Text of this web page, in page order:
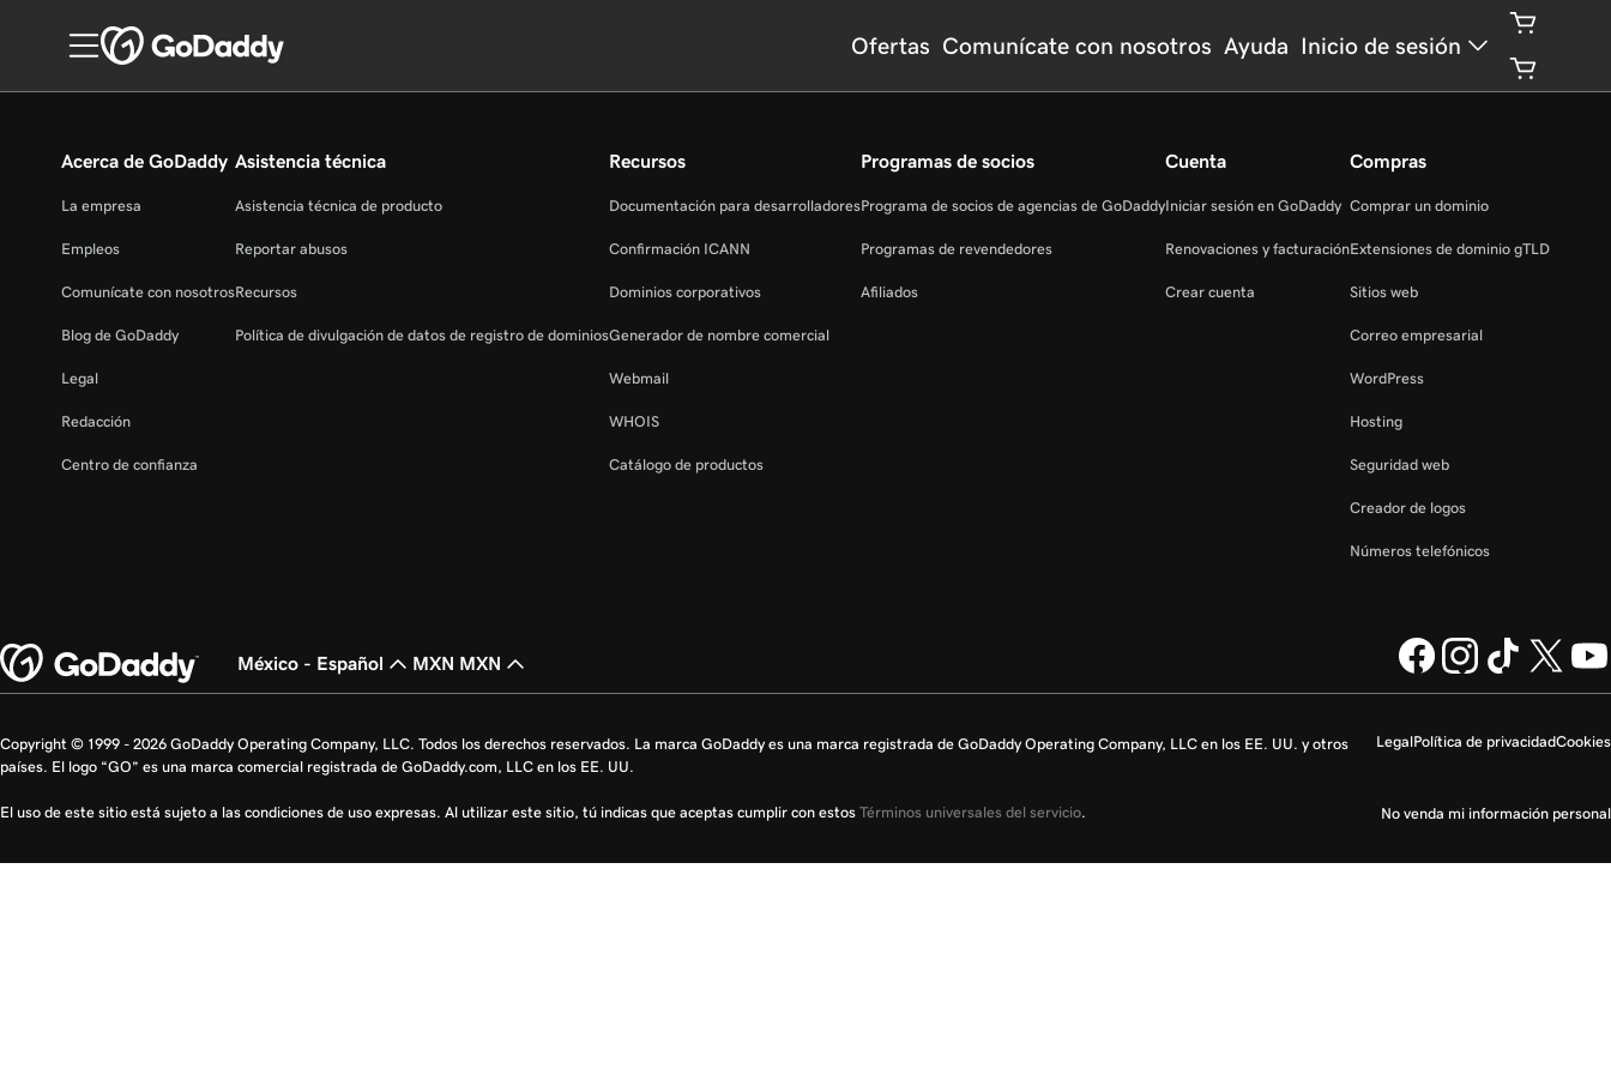
Ofertas Comunícate con nosotros Ayuda Inicio de sesión
Acerca de GoDaddy
La empresa
Empleos
Comunícate con nosotros
Blog de GoDaddy
Legal
Redacción
Centro de confianza
Asistencia técnica
Asistencia técnica de producto
Reportar abusos
Recursos
Política de divulgación de datos de registro de dominios
Recursos
Documentación para desarrolladores
Confirmación ICANN
Dominios corporativos
Generador de nombre comercial
Webmail
WHOIS
Catálogo de productos
Programas de socios
Programa de socios de agencias de GoDaddy
Programas de revendedores
Afiliados
Cuenta
Iniciar sesión en GoDaddy
Renovaciones y facturación
Crear cuenta
Compras
Comprar un dominio
Extensiones de dominio gTLD
Sitios web
Correo empresarial
WordPress
Hosting
Seguridad web
Creador de logos
Números telefónicos
México - Español MXN MXN
LegalPolítica de privacidadCookies
No venda mi información personal
Copyright © 1999 - 2026 GoDaddy Operating Company, LLC. Todos los derechos reservados. La marca GoDaddy es una marca registrada de GoDaddy Operating Company, LLC en los EE. UU. y otros
países. El logo “GO” es una marca comercial registrada de GoDaddy.com, LLC en los EE. UU.
El uso de este sitio está sujeto a las condiciones de uso expresas. Al utilizar este sitio, tú indicas que aceptas cumplir con estos Términos universales del servicio.